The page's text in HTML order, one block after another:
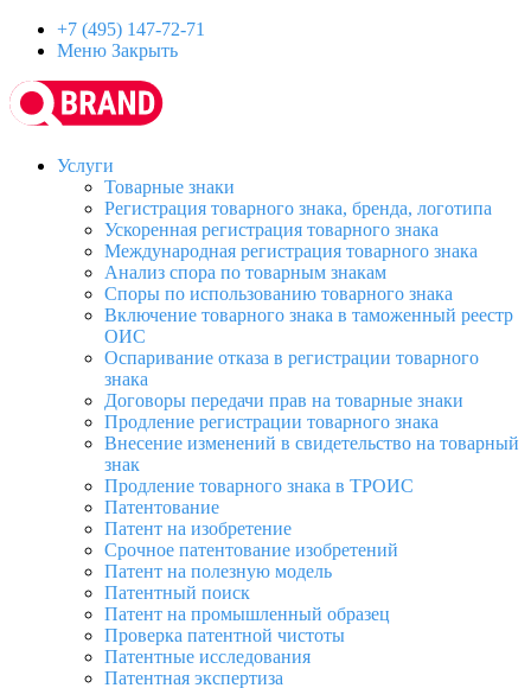
+7 (495) 147-72-71
Меню Закрыть
Услуги
Товарные знаки
Регистрация товарного знака, бренда, логотипа
Ускоренная регистрация товарного знака
Международная регистрация товарного знака
Анализ спора по товарным знакам
Споры по использованию товарного знака
Включение товарного знака в таможенный реестр
ОИС
Оспаривание отказа в регистрации товарного
знака
Договоры передачи прав на товарные знаки
Продление регистрации товарного знака
Внесение изменений в свидетельство на товарный
знак
Продление товарного знака в ТРОИС
Патентование
Патент на изобретение
Срочное патентование изобретений
Патент на полезную модель
Патентный поиск
Патент на промышленный образец
Проверка патентной чистоты
Патентные исследования
Патентная экспертиза